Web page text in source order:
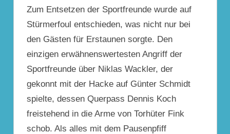
Zum Entsetzen der Sportfreunde wurde auf
Stürmerfoul entschieden, was nicht nur bei
den Gästen für Erstaunen sorgte. Den
einzigen erwähnenswertesten Angriff der
Sportfreunde über Niklas Wackler, der
gekonnt mit der Hacke auf Günter Schmidt
spielte, dessen Querpass Dennis Koch
freistehend in die Arme von Torhüter Fink
schob. Als alles mit dem Pausenpfiff